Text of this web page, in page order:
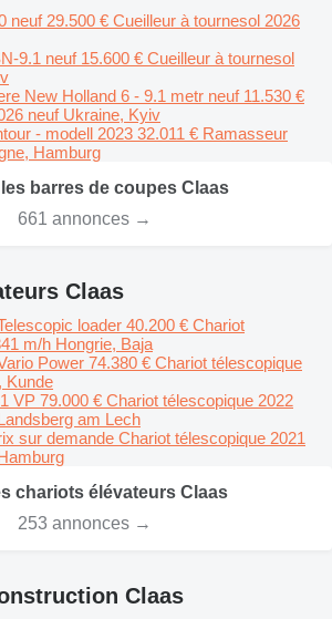
neuf 29.500 € Cueilleur à tournesol 2026
9.1 neuf 15.600 € Cueilleur à tournesol
New Holland 6 - 9.1 metr neuf 11.530 €
neuf Ukraine, Kyiv
- modell 2023 32.011 € Ramasseur
Hamburg
barres de coupes Claas
661 annonces →
Claas
loader 40.200 € Chariot
m/h Hongrie, Baja
Power 74.380 € Chariot télescopique
Kunde
VP 79.000 € Chariot télescopique 2022
am Lech
sur demande Chariot télescopique 2021
chariots élévateurs Claas
253 annonces →
Claas